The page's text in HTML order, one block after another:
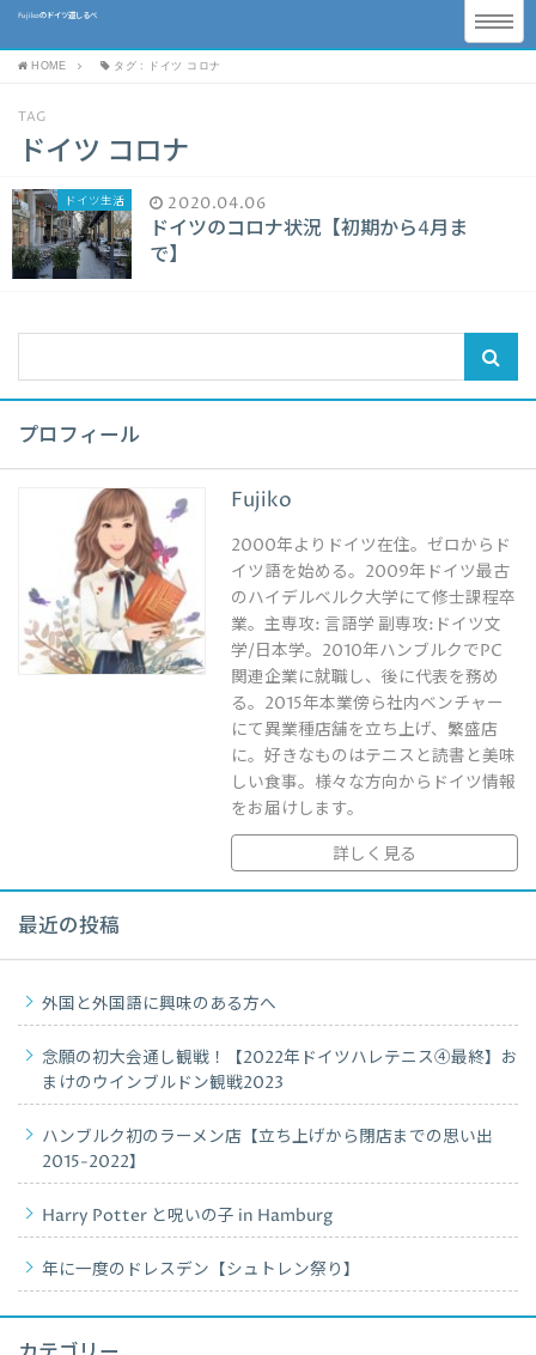
Fujikoのドイツ道しるべ
HOME タグ : ドイツ コロナ
TAG
ドイツ コロナ
ドイツ生活 2020.04.06
ドイツのコロナ状況【初期から4月ま
で】
プロフィール
Fujiko
2000年よりドイツ在住。ゼロからド
イツ語を始める。2009年ドイツ最古
のハイデルベルク大学にて修士課程卒
業。主専攻: 言語学 副専攻:ドイツ文
学/日本学。2010年ハンブルクでPC
関連企業に就職し、後に代表を務め
る。2015年本業傍ら社内ベンチャー
にて異業種店舗を立ち上げ、繁盛店
に。好きなものはテニスと読書と美味
しい食事。様々な方向からドイツ情報
をお届けします。
詳しく見る
最近の投稿
外国と外国語に興味のある方へ
念願の初大会通し観戦！【2022年ドイツハレテニス④最終】お
まけのウインブルドン観戦2023
ハンブルク初のラーメン店【立ち上げから閉店までの思い出
2015-2022】
Harry Potter と呪いの子 in Hamburg
年に一度のドレスデン【シュトレン祭り】